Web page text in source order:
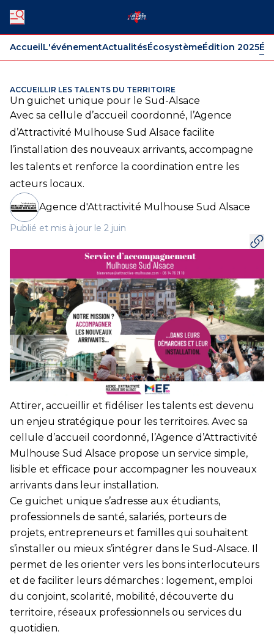
AccueilL'événementActualitésÉcosystèmeÉdition 2025
ACCUEILLIR LES TALENTS DU TERRITOIRE
Un guichet unique pour le Sud-Alsace
Avec sa cellule d’accueil coordonné, l’Agence
d’Attractivité Mulhouse Sud Alsace facilite
l’installation des nouveaux arrivants, accompagne
les talents et renforce la coordination entre les
acteurs locaux.
Agence d'Attractivité Mulhouse Sud Alsace
Publié et mis à jour le 2 juin
Attirer, accueillir et fidéliser les talents est devenu
un enjeu stratégique pour les territoires. Avec sa
cellule d’accueil coordonné, l’Agence d’Attractivité
Mulhouse Sud Alsace propose un service simple,
lisible et efficace pour accompagner les nouveaux
arrivants dans leur installation.
Ce guichet unique s’adresse aux étudiants,
professionnels de santé, salariés, porteurs de
projets, entrepreneurs et familles qui souhaitent
s’installer ou mieux s’intégrer dans le Sud-Alsace. Il
permet de les orienter vers les bons interlocuteurs
et de faciliter leurs démarches : logement, emploi
du conjoint, scolarité, mobilité, découverte du
territoire, réseaux professionnels ou services du
quotidien.